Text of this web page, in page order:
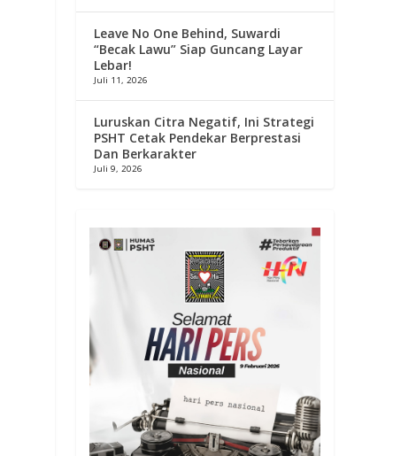
Leave No One Behind, Suwardi
“Becak Lawu” Siap Guncang Layar
Lebar!
Juli 11, 2026
Luruskan Citra Negatif, Ini Strategi
PSHT Cetak Pendekar Berprestasi
Dan Berkarakter
Juli 9, 2026